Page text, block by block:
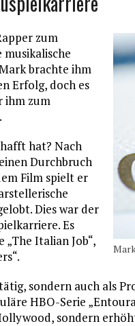
zum
musikalische
brachte ihm
Erfolg, doch es
ihm zum
hat? Nach
Durchbruch
Film spielt er
Dies war der
Es
Italian Job“,
sondern auch als
HBO-Serie
sondern